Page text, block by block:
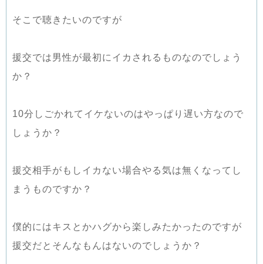
そこで聴きたいのですが
援交では男性が最初にイカされるものなのでしょう
か？
10分しごかれてイケないのはやっぱり遅い方なので
しょうか？
援交相手がもしイカない場合やる気は無くなってし
まうものですか？
僕的にはキスとかハグから楽しみたかったのですが
援交だとそんなもんはないのでしょうか？